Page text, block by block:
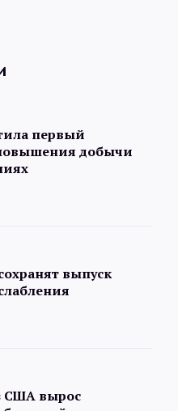
первый
добычи
выпуск
США вырос